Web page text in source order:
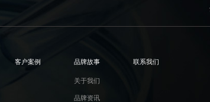
客户案例 品牌故事
关于我们
品牌资讯
联系我们